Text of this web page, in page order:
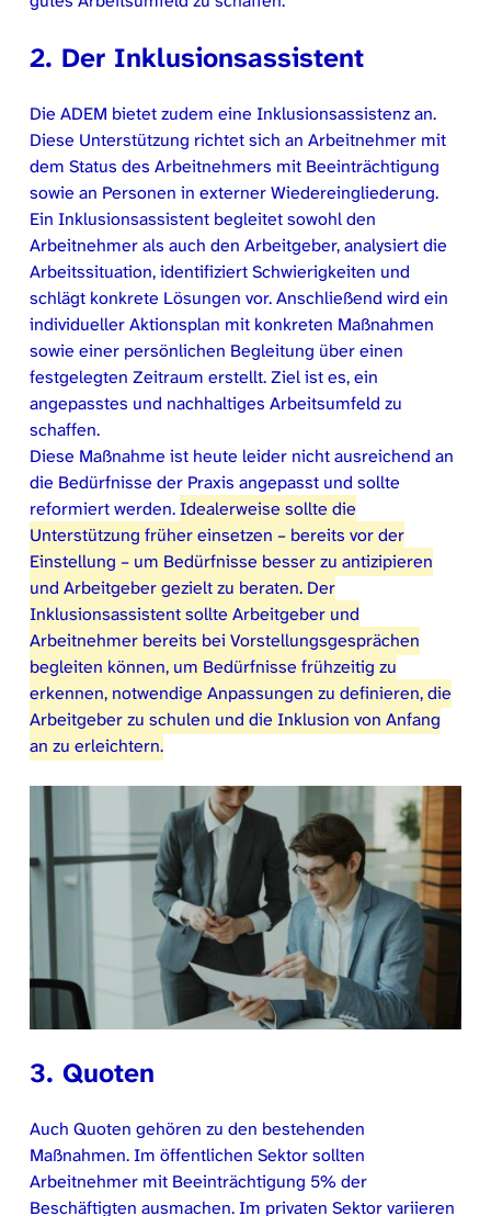
2. Der Inklusionsassistent
Die ADEM bietet zudem eine Inklusionsassistenz an.
Diese Unterstützung richtet sich an Arbeitnehmer mit
dem Status des Arbeitnehmers mit Beeinträchtigung
sowie an Personen in externer Wiedereingliederung.
Ein Inklusionsassistent begleitet sowohl den
Arbeitnehmer als auch den Arbeitgeber, analysiert die
Arbeitssituation, identifiziert Schwierigkeiten und
schlägt konkrete Lösungen vor. Anschließend wird ein
individueller Aktionsplan mit konkreten Maßnahmen
sowie einer persönlichen Begleitung über einen
festgelegten Zeitraum erstellt. Ziel ist es, ein
angepasstes und nachhaltiges Arbeitsumfeld zu
schaffen.
Diese Maßnahme ist heute leider nicht ausreichend an
die Bedürfnisse der Praxis angepasst und sollte
reformiert werden.Idealerweise sollte die
Unterstützung früher einsetzen – bereits vor der
Einstellung – um Bedürfnisse besser zu antizipieren
und Arbeitgeber gezielt zu beraten. Der
Inklusionsassistent sollte Arbeitgeber und
Arbeitnehmer bereits bei Vorstellungsgesprächen
begleiten können, um Bedürfnisse frühzeitig zu
erkennen, notwendige Anpassungen zu definieren, die
Arbeitgeber zu schulen und die Inklusion von Anfang
an zu erleichtern.
3. Quoten
Auch Quoten gehören zu den bestehenden
Maßnahmen. Im öffentlichen Sektor sollten
Arbeitnehmer mit Beeinträchtigung 5% der
Beschäftigten ausmachen. Im privaten Sektor variieren